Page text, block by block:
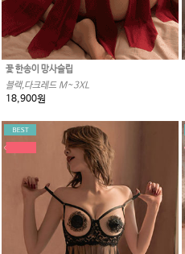
꽃 한송이 망사슬립
블랙,다크레드 M~3XL
18,900원